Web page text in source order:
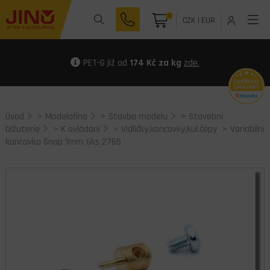
0 CZK| EUR
PET-G již od 174 Kč za kg zde.
Úvod > Modelařina > Stavba modelu > Stavební
bižuterie
> K ovládání > Vidličky,koncovky,kul.čepy > Variabilní
koncovka Snap 1mm 6ks 2765